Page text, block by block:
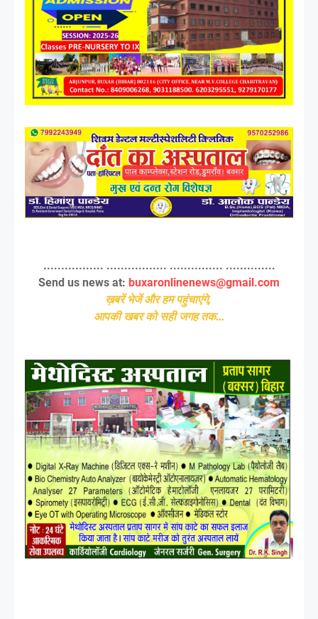
................. ................. ............... ..............
Send us news at: buxaronlinenews@gmail.com
ख़बरें भेजें और हम पहुंचाएंगे,
आपकी खबर को सही जगह तक...